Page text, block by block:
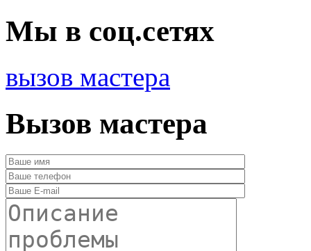
Мы в соц.сетях
вызов мастера
Вызов мастера